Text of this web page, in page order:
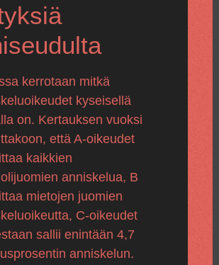
kerrotaan mitkä
kyseisellä
on. Kertauksen vuoksi
että A-oikeudet
kaikkien
anniskelua, B
mietojen juomien
C-oikeudet
sallii enintään 4,7
anniskelun.